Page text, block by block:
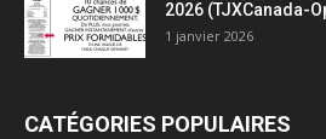
2026 (TJXCanada-
1 janvier 2026
CATÉGORIES POPULAIRES